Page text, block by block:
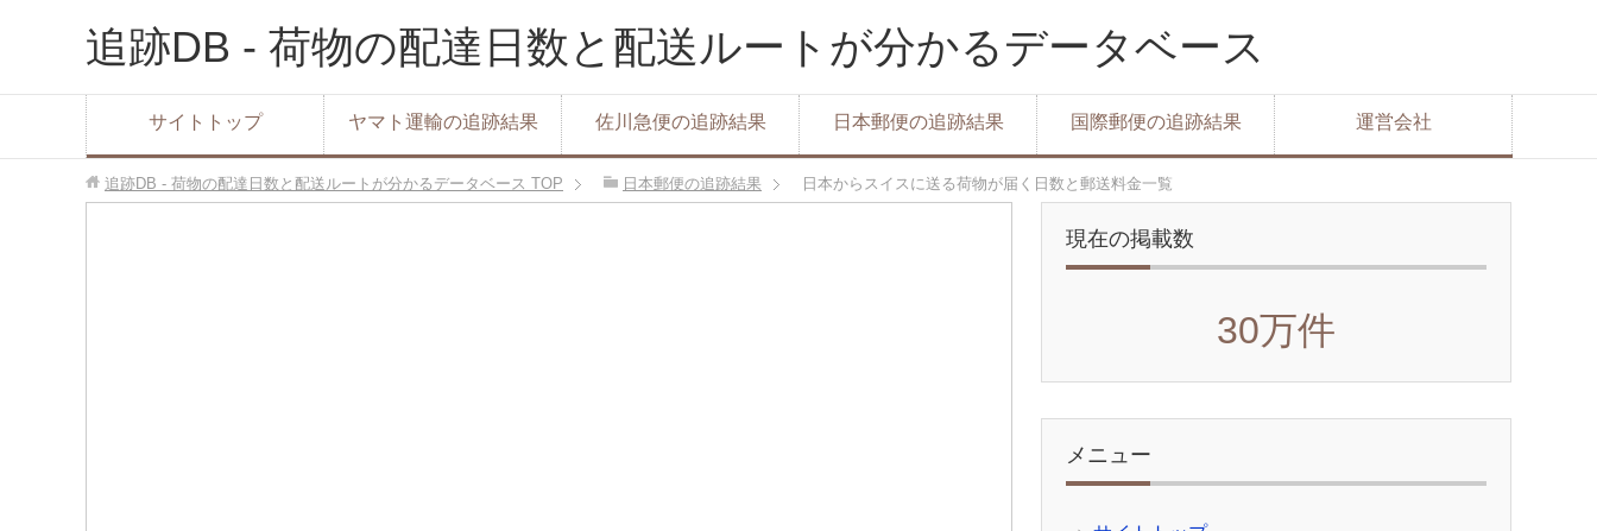
追跡DB - 荷物の配達日数と配送ルートが分かるデータベース
サイトトップ ヤマト運輸の追跡結果 佐川急便の追跡結果 日本郵便の追跡結果 国際郵便の追跡結果 運営会社
追跡DB - 荷物の配達日数と配送ルートが分かるデータベース TOP 日本郵便の追跡結果 日本からスイスに送る荷物が届く日数と郵送料金一覧
現在の掲載数
30万件
メニュー